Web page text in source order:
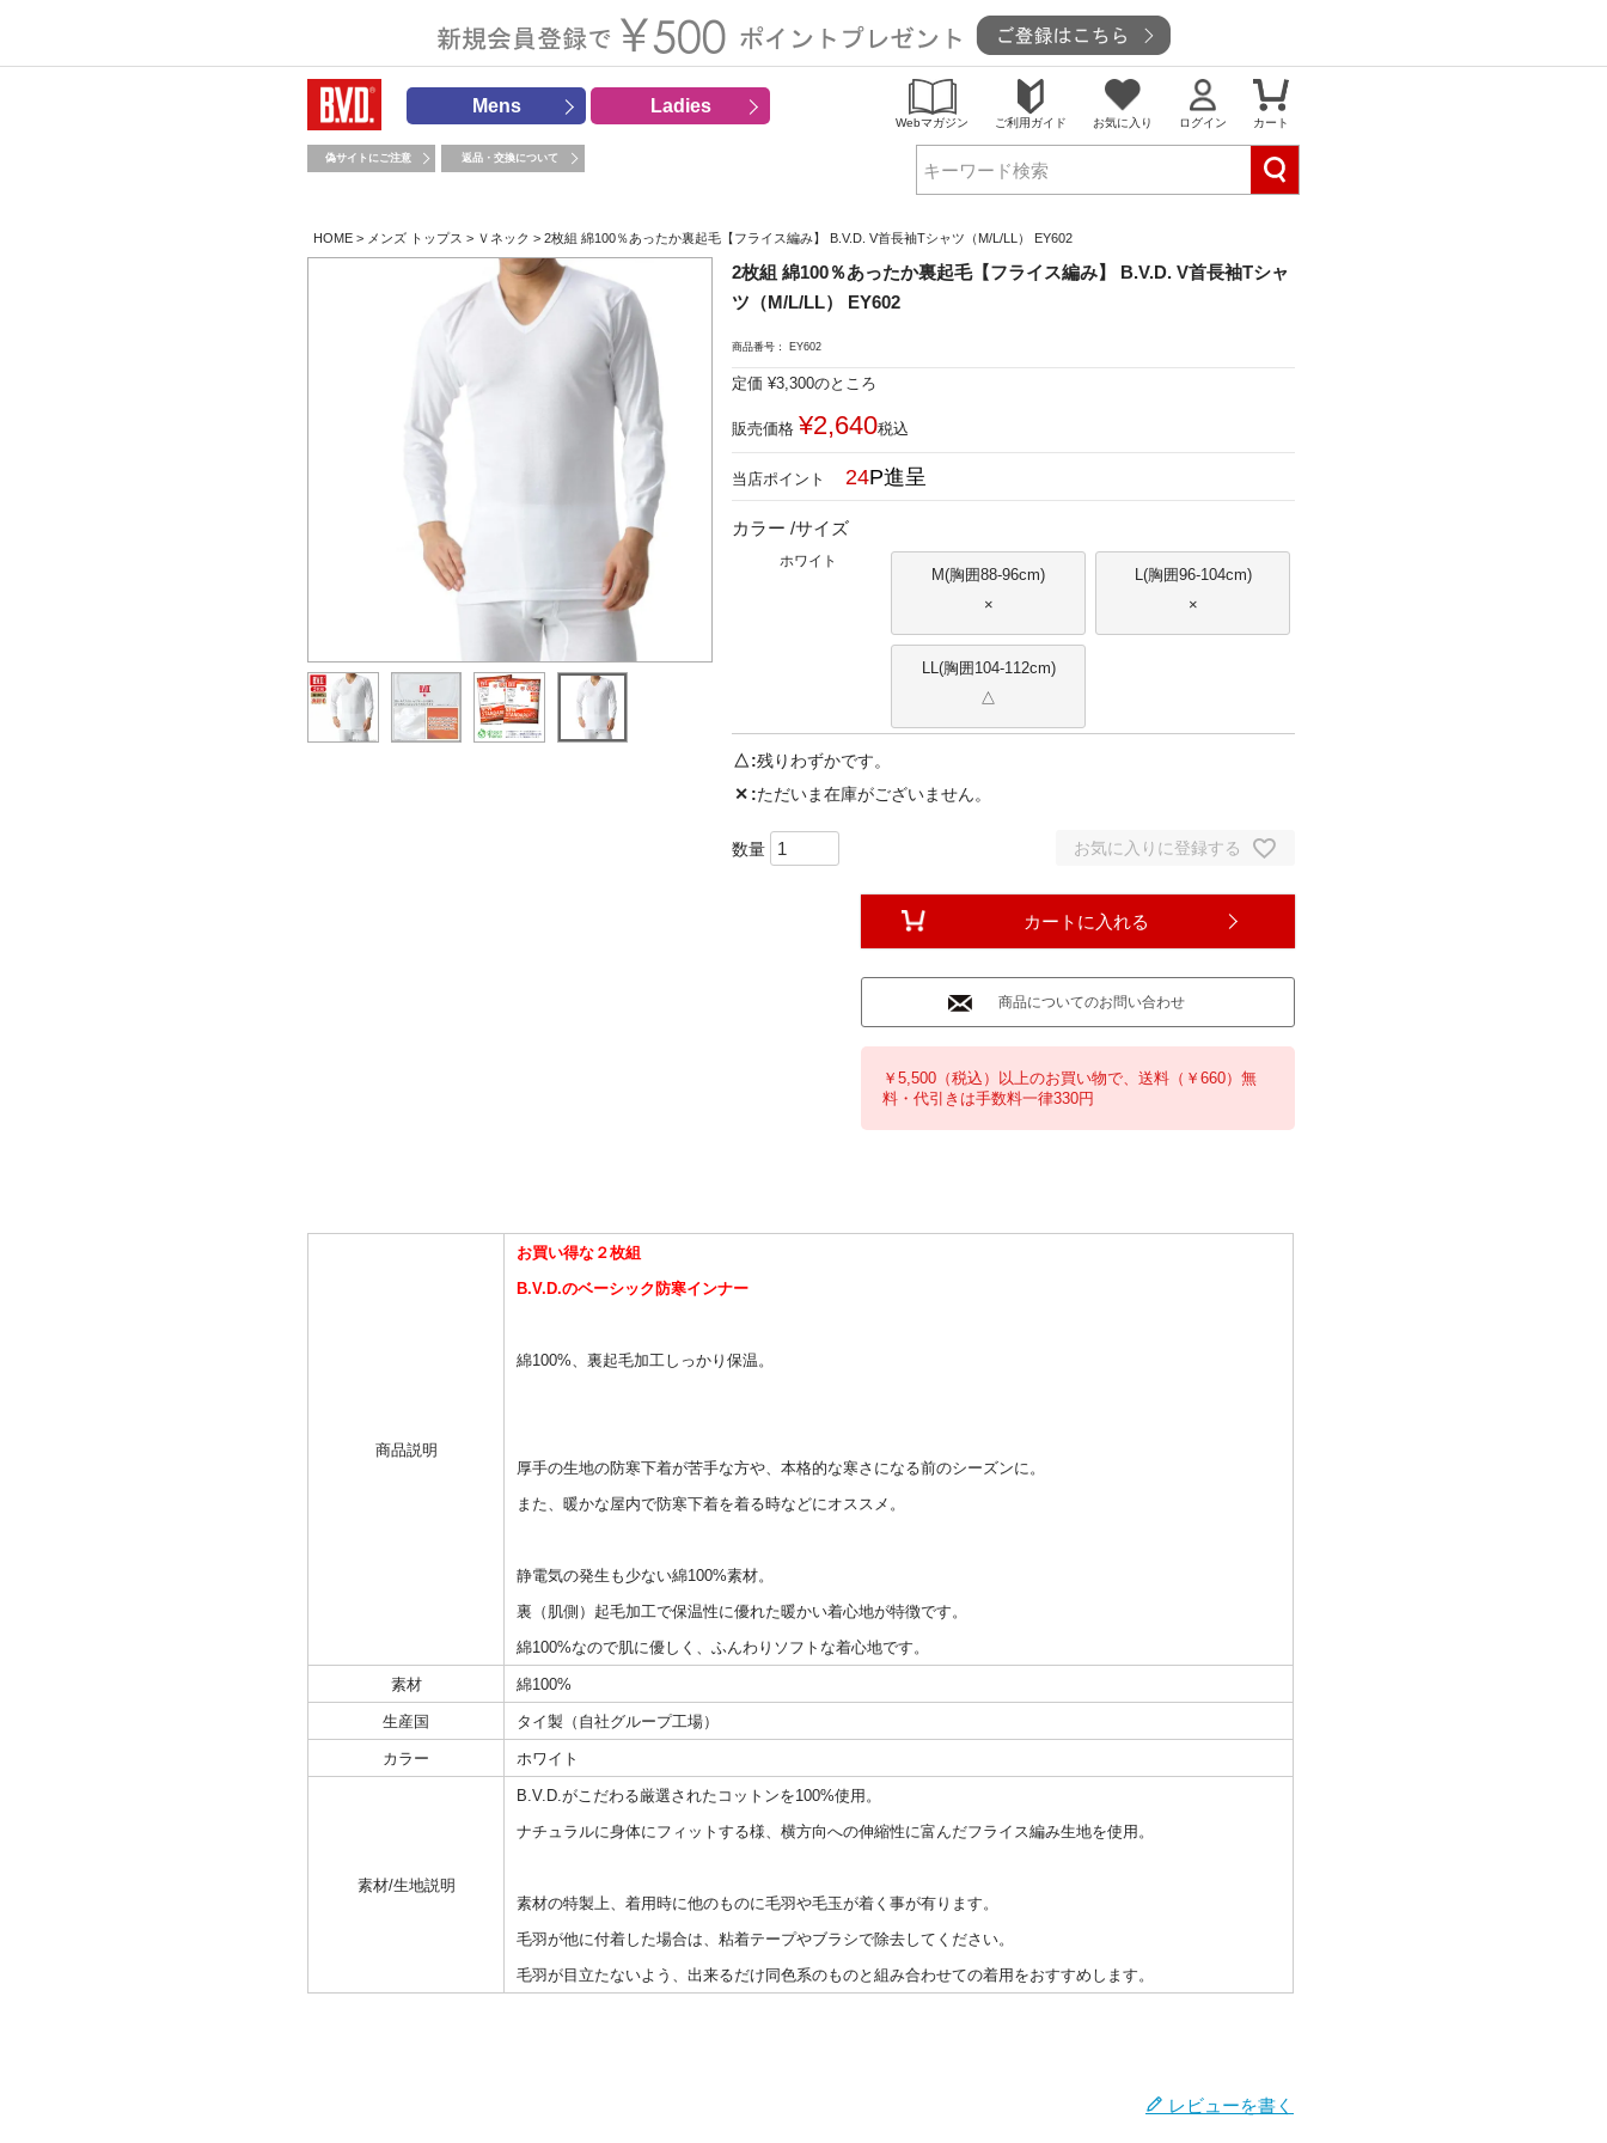
Mens Ladies
Webマガジン ご利用ガイド お気に入り ログイン カート
偽サイトにご注意 返品・交換について
HOME メンズ トップス Ｖネック 2枚組 綿100％あったか裏起毛【フライス編み】 B.V.D. V首長袖Tシャツ（M/L/LL） EY602
2枚組 綿100％あったか裏起毛【フライス編み】 B.V.D. V首長袖Tシャ
ツ（M/L/LL） EY602
商品番号 EY602
定価 ¥3,300のところ
販売価格 ¥2,640税込
24
カラー サイズ
ホワイト
M(胸囲88-96cm)
×
L(胸囲96-104cm)
×
LL(胸囲104-112cm)
△
△ 残りわずかです。
✕ ただいま在庫がございません。
お気に入りに登録する
カートに入れる
商品についてのお問い合わせ
￥5,500（税込）以上のお買い物で、送料（￥660）無
料・代引きは手数料一律330円
商品説明
お買い得な２枚組
B.V.D.のベーシック防寒インナー
綿100%、裏起毛加工しっかり保温。
厚手の生地の防寒下着が苦手な方や、本格的な寒さになる前のシーズンに。
また、暖かな屋内で防寒下着を着る時などにオススメ。
静電気の発生も少ない綿100%素材。
裏（肌側）起毛加工で保温性に優れた暖かい着心地が特徴です。
綿100%なので肌に優しく、ふんわりソフトな着心地です。
素材 綿100%
生産国 タイ製（自社グループ工場）
カラー ホワイト
素材/生地説明
B.V.D.がこだわる厳選されたコットンを100%使用。
ナチュラルに身体にフィットする様、横方向への伸縮性に富んだフライス編み生地を使用。
素材の特製上、着用時に他のものに毛羽や毛玉が着く事が有ります。
毛羽が他に付着した場合は、粘着テープやブラシで除去してください。
毛羽が目立たないよう、出来るだけ同色系のものと組み合わせての着用をおすすめします。
レビューを書く